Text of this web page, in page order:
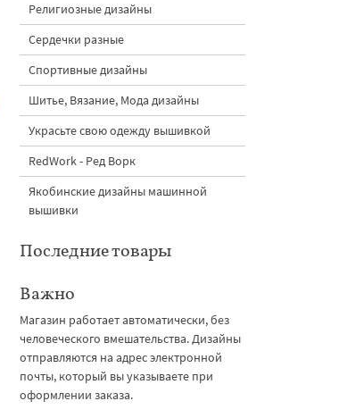
Религиозные дизайны
Сердечки разные
Спортивные дизайны
Шитье, Вязание, Мода дизайны
Украсьте свою одежду вышивкой
RedWork - Ред Ворк
Якобинские дизайны машинной
вышивки
Последние товары
Важно
Магазин работает автоматически, без
человеческого вмешательства. Дизайны
отправляются на адрес электронной
почты, который вы указываете при
оформлении заказа.